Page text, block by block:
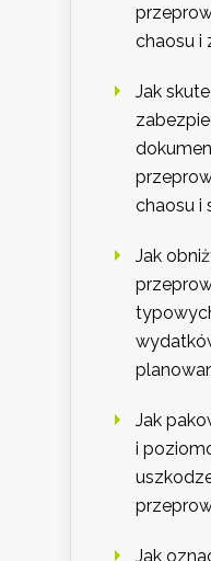
chaosu i
Jak
chaosu i
Jak
Jak
i
Jak